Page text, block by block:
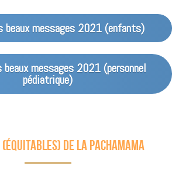
beaux messages 2021 (enfants)
messages 2021 (personnel
pédiatrique)
de La pachamama